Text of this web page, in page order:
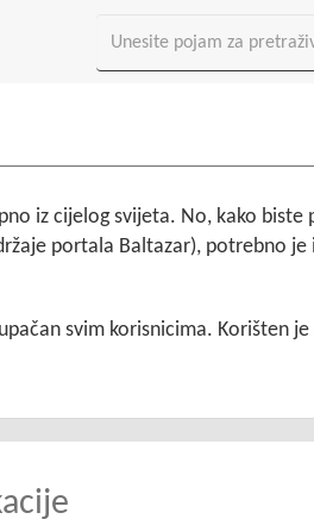
iz cijelog svijeta. No, kako biste
portala Baltazar), potrebno
svim korisnicima. Korišten